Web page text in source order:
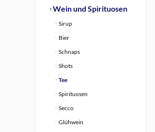
Wein und Spirituosen
Sirup
Bier
Schnaps
Shots
Tee
Spirituosen
Secco
Glühwein